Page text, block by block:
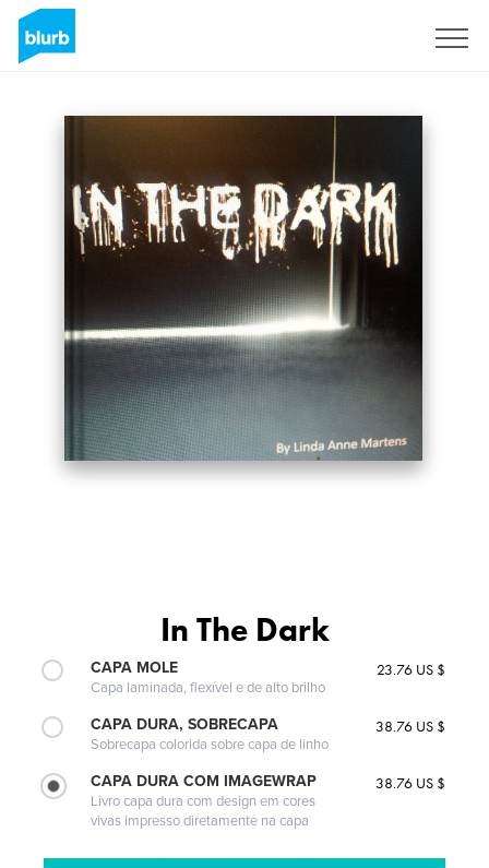
In The Dark
CAPA MOLE
Capa laminada, flexível e de alto brilho
23.76 US $
CAPA DURA, SOBRECAPA
Sobrecapa colorida sobre capa de linho
38.76 US $
CAPA DURA COM IMAGEWRAP
Livro capa dura com design em cores
vivas impresso diretamente na capa
38.76 US $